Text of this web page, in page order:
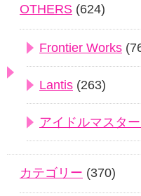
OTHERS (624)
Frontier Works
Lantis (263)
アイドルマスタ
カテゴリー (370)